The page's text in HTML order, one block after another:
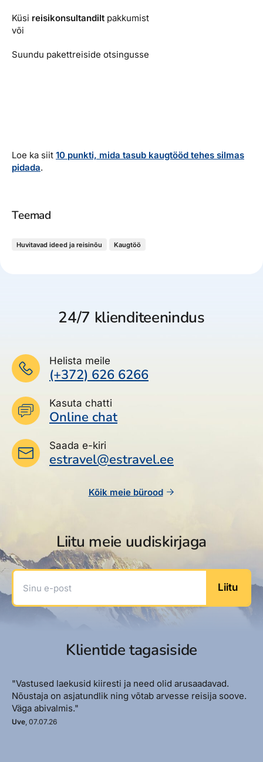
Küsi reisikonsultandilt pakkumist
või
Suundu pakettreiside otsingusse
Loe ka siit 10 punkti, mida tasub kaugtööd tehes silmas
pidada.
Teemad
Huvitavad ideed ja reisinõu Kaugtöö
24/7 klienditeenindus
Helista meile
(+372) 626 6266
Kasuta chatti
Online chat
Saada e-kiri
estravel@estravel.ee
Kõik meie bürood
Liitu meie uudiskirjaga
Sinu e-post
Liitu
Klientide tagasiside
"Vastused laekusid kiiresti ja need olid arusaadavad.
Nõustaja on asjatundlik ning võtab arvesse reisija soove.
Väga abivalmis."
Uve , 07.07.26